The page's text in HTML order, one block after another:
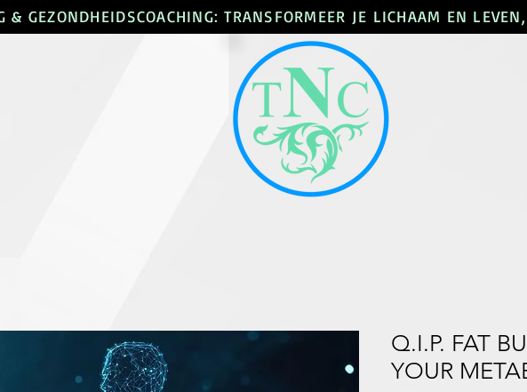
& GEZONDHEIDSCOACHING: TRANSFORMEER JE LICHAAM EN
Q.I.P. FAT
YOUR